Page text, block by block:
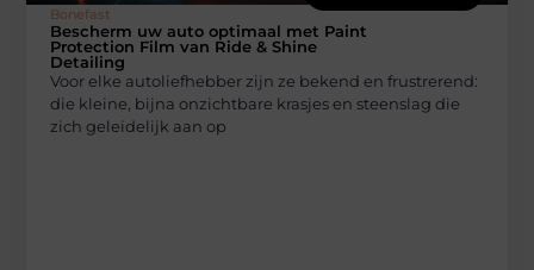
Bonefast
Bescherm uw auto optimaal met Paint
Protection Film van Ride & Shine
Detailing
Voor elke autoliefhebber zijn ze bekend en frustrerend:
die kleine, bijna onzichtbare krasjes en steenslag die
zich geleidelijk aan op